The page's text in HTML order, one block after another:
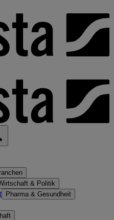
& Politik
Pharma & Gesundheit